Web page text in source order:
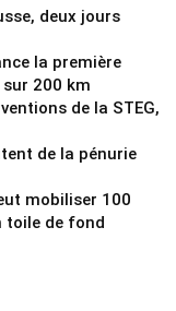
deux jours
la première
sur 200 km
de la STEG,
de la pénurie
mobiliser 100
toile de fond